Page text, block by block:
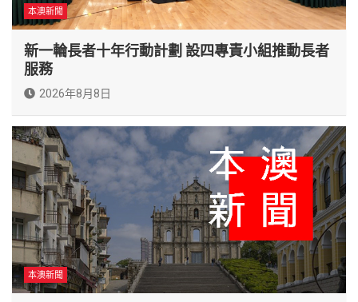
本澳新聞
新一輪長者十年行動計劃 設四專責小組推動長者
服務
2026年8月8日
本澳新聞